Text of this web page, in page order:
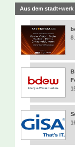
Aus dem stadt+werk